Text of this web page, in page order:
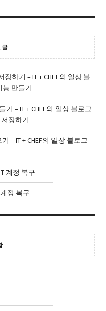
하기 – IT + CHEF의 일상 블
능 만들기
– IT + CHEF의 일상 블로그
장하기
– IT + CHEF의 일상 블로그 -
계정 복구
정 복구